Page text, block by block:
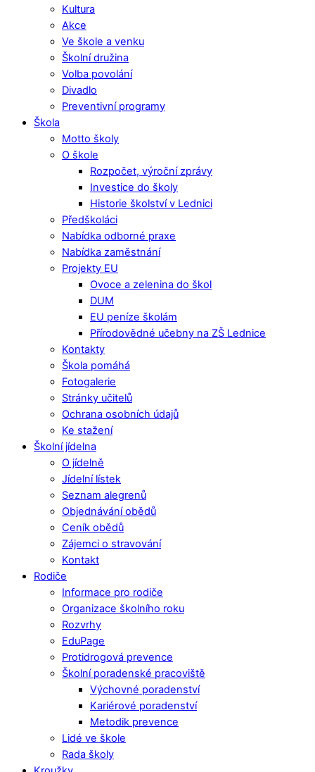
Kultura
Akce
Ve škole a venku
Školní družina
Volba povolání
Divadlo
Preventivní programy
Škola
Motto školy
O škole
Rozpočet, výroční zprávy
Investice do školy
Historie školství v Lednici
Předškoláci
Nabídka odborné praxe
Nabídka zaměstnání
Projekty EU
Ovoce a zelenina do škol
DUM
EU peníze školám
Přírodovědné učebny na ZŠ Lednice
Kontakty
Škola pomáhá
Fotogalerie
Stránky učitelů
Ochrana osobních údajů
Ke stažení
Školní jídelna
O jídelně
Jídelní lístek
Seznam alegrenů
Objednávání obědů
Ceník obědů
Zájemci o stravování
Kontakt
Rodiče
Informace pro rodiče
Organizace školního roku
Rozvrhy
EduPage
Protidrogová prevence
Školní poradenské pracoviště
Výchovné poradenství
Kariérové poradenství
Metodik prevence
Lidé ve škole
Rada školy